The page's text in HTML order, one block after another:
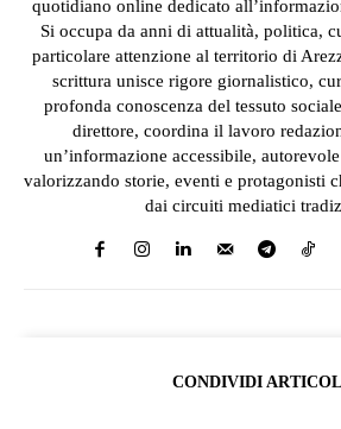
quotidiano online dedicato
Si occupa da anni di attualità, politica,
particolare attenzione al territorio di
scrittura unisce rigore giornalistico,
profonda conoscenza del tessuto
direttore, coordina il lavoro
un’informazione accessibile,
valorizzando storie, eventi e protagonisti
dai circuiti mediatici
CONDIVIDI